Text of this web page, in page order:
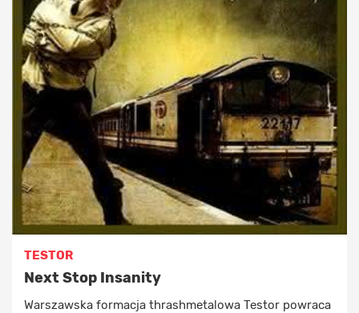
TESTOR
Next Stop Insanity
Warszawska formacja thrashmetalowa Testor powraca